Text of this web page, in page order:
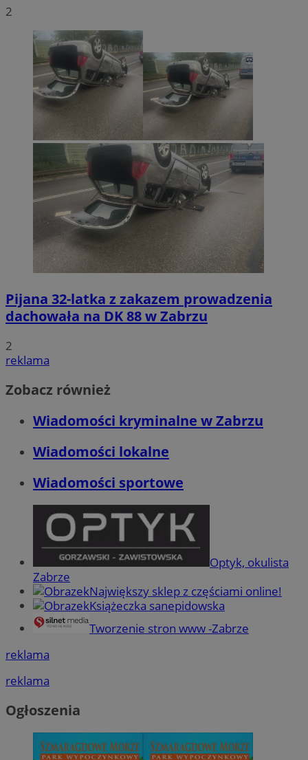
2
Pijana 32-latka z zakazem prowadzenia
dachowała na DK 88 w Zabrzu
2
reklama
Zobacz również
Wiadomości kryminalne w Zabrzu
Wiadomości lokalne
Wiadomości sportowe
Optyk, okulista
Zabrze
Największy sklep z częściami online!
Książeczka sanepidowska
Tworzenie stron www -Zabrze
reklama
reklama
Ogłoszenia